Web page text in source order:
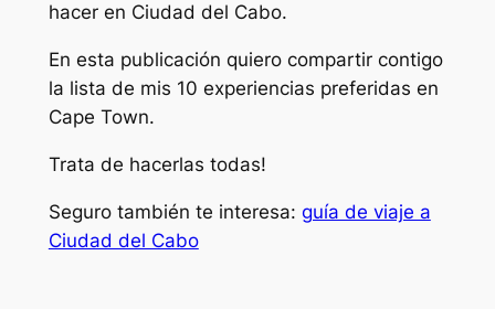
hacer en Ciudad del Cabo.
En esta publicación quiero compartir contigo
la lista de mis 10 experiencias preferidas en
Cape Town.
Trata de hacerlas todas!
Seguro también te interesa: guía de viaje a
Ciudad del Cabo